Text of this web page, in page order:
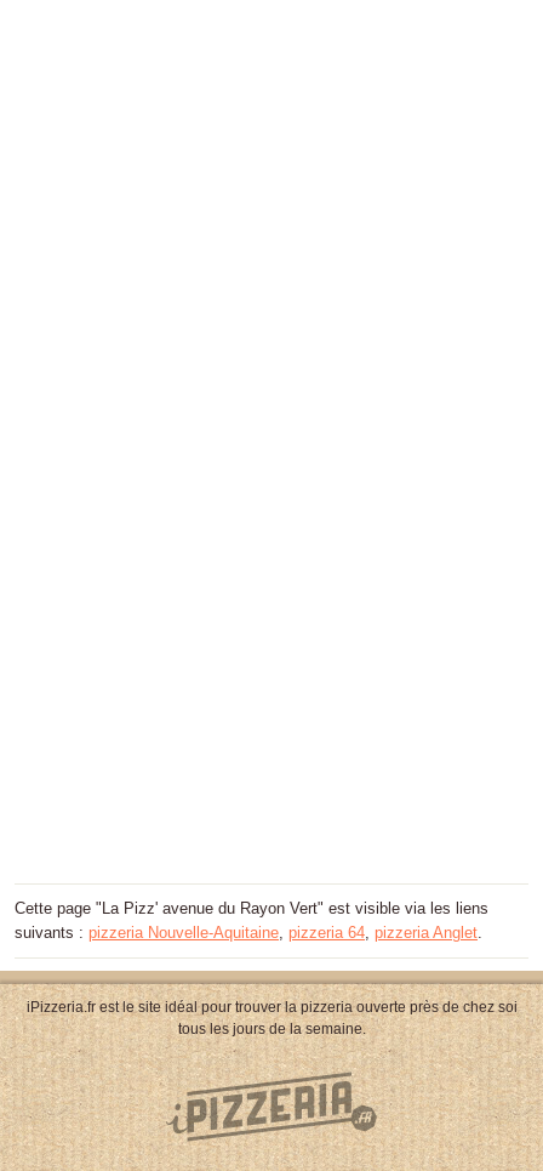
Cette page "La Pizz' avenue du Rayon Vert" est visible via les liens
suivants : pizzeria Nouvelle-Aquitaine, pizzeria 64, pizzeria Anglet.
iPizzeria.fr est le site idéal pour trouver la pizzeria ouverte près de chez soi
tous les jours de la semaine.